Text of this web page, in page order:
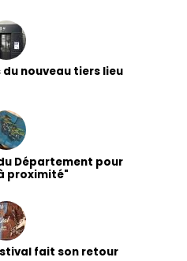
du nouveau tiers lieu
du Département pour
proximité"
fait son retour